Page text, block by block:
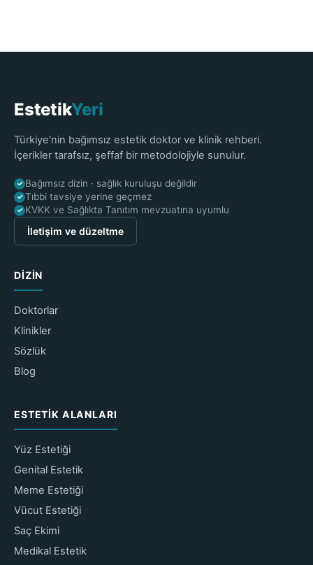
EstetikYeri
Türkiye'nin bağımsız estetik doktor ve klinik rehberi.
İçerikler tarafsız, şeffaf bir metodolojiyle sunulur.
✓ Bağımsız dizin · sağlık kuruluşu değildir
✓ Tıbbi tavsiye yerine geçmez
✓ KVKK ve Sağlıkta Tanıtım mevzuatına uyumlu
İletişim ve düzeltme
DIZIN
Doktorlar
Klinikler
Sözlük
Blog
ESTETIK ALANLARI
Yüz Estetiği
Genital Estetik
Meme Estetiği
Vücut Estetiği
Saç Ekimi
Medikal Estetik